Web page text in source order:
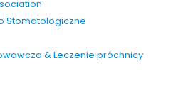
Stomatologiczne
& Leczenie próchnicy